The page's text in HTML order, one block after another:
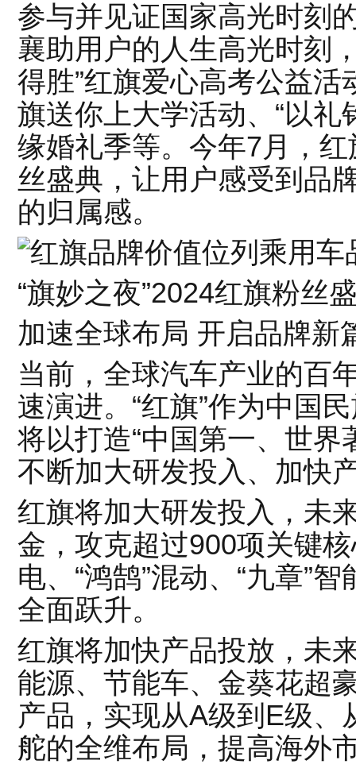
参与并见证国家高光时刻
襄助用户的人生高光时刻
得胜”红旗爱心高考公益活
旗送你上大学活动、“以礼
缘婚礼季等。今年7月，
丝盛典，让用户感受到品
的归属感。
“旗妙之夜”2024红旗粉丝
加速全球布局 开启品牌新
当前，全球汽车产业的百
速演进。“红旗”作为中国
将以打造“中国第一、世界
不断加大研发投入、加快
红旗将加大研发投入，未
金，攻克超过900项关键
电、“鸿鹄”混动、“九章”
全面跃升。
红旗将加快产品投放，未
能源、节能车、金葵花超
产品，实现从A级到E级
舵的全维布局，提高海外